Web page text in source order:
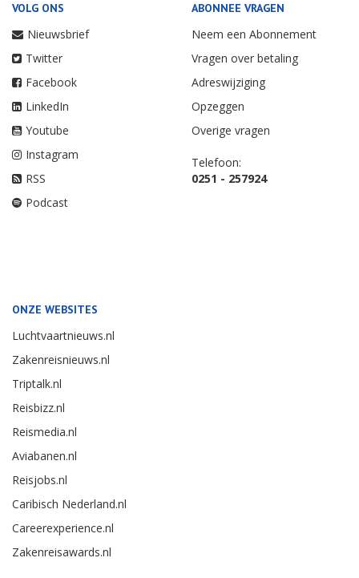
VOLG ONS
Nieuwsbrief
Twitter
Facebook
LinkedIn
Youtube
Instagram
RSS
Podcast
ABONNEE VRAGEN
Neem een Abonnement
Vragen over betaling
Adreswijziging
Opzeggen
Overige vragen
Telefoon:
0251 - 257924
ONZE WEBSITES
Luchtvaartnieuws.nl
Zakenreisnieuws.nl
Triptalk.nl
Reisbizz.nl
Reismedia.nl
Aviabanen.nl
Reisjobs.nl
Caribisch Nederland.nl
Careerexperience.nl
Zakenreisawards.nl